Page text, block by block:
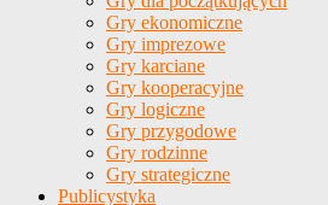
Gry ekonomiczne
Gry imprezowe
Gry karciane
Gry kooperacyjne
Gry logiczne
Gry przygodowe
Gry rodzinne
Gry strategiczne
Publicystyka